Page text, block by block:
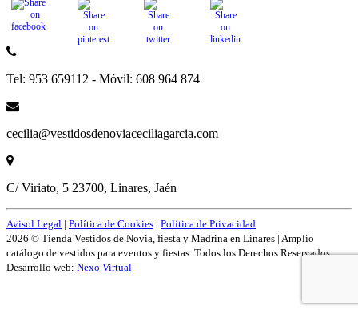
Tel: 953 659112 - Móvil: 608 964 874
cecilia@vestidosdenoviaceciliagarcia.com
C/ Viriato, 5 23700, Linares, Jaén
Avisol Legal | Política de Cookies | Política de Privacidad
2026 © Tienda Vestidos de Novia, fiesta y Madrina en Linares | Amplío
catálogo de vestidos para eventos y fiestas. Todos los Derechos Reservados.
Desarrollo web: Nexo Virtual